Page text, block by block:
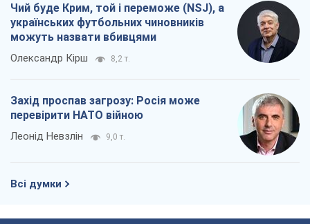
Чий буде Крим, той і переможе (NSJ), а
українських футбольних чиновників
можуть назвати вбивцями
Олександр Кірш 8,2 т.
Захід проспав загрозу: Росія може
перевірити НАТО війною
Леонід Невзлін 9,0 т.
Всі думки